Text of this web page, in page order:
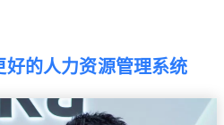
的人力资源管理系统